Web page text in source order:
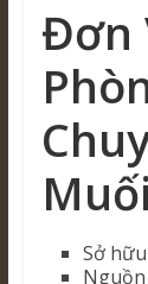
Đơn
Sở